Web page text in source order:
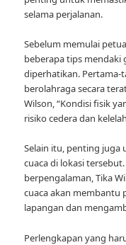
selama perjalanan.
Sebelum memulai
beberapa tips mendaki
diperhatikan. Pertama-
berolahraga secara
Wilson, “Kondisi fisik
risiko cedera dan
Selain itu, penting juga
cuaca di lokasi
berpengalaman, Tika
cuaca akan membantu
lapangan dan
Perlengkapan yang